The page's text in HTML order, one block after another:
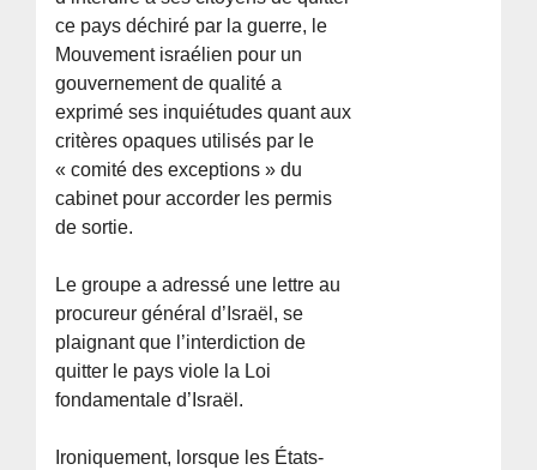
ce pays déchiré par la guerre, le
Mouvement israélien pour un
gouvernement de qualité a
exprimé ses inquiétudes quant aux
critères opaques utilisés par le
« comité des exceptions » du
cabinet pour accorder les permis
de sortie.
Le groupe a adressé une lettre au
procureur général d’Israël, se
plaignant que l’interdiction de
quitter le pays viole la Loi
fondamentale d’Israël.
Ironiquement, lorsque les États-